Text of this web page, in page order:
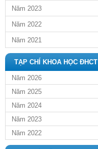
Năm 2023
Năm 2022
Năm 2021
TẠP CHÍ KHOA HỌC ĐHCT
Năm 2026
Năm 2025
Năm 2024
Năm 2023
Năm 2022